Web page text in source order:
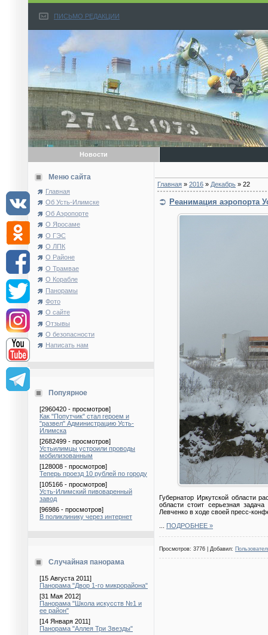
ПИСЬМО РЕДАКЦИИ
Новости
Меню сайта
Главная
Об Усть-Илимске
Об Аэропорте
О Яросаме
О ГЭС
О ЛПК
О Районе
О Трамвае
О Корабле
Панорамы
Фото
О сайте
Отзывы
О безопасности
Написать нам
Попуярное
[2960420 - просмотров]
Как "Попутчик" стал героем и
"развел" Администрацию Усть-
Илимска
[2682499 - просмотров]
Устьилимцы устроили проводы
мобилизованным
[128008 - просмотров]
Теперь проезд 10 рублей по городу
[105166 - просмотров]
Усть-Илимский пивоваренный
завод
[96986 - просмотров]
В поликлинику через интернет
Случайная панорама
[15 Августа 2011]
Панорама "Двор 1-го микрорайона"
[31 Мая 2012]
Панорама "Школа искусств №1 и
ее район"
[14 Января 2011]
Панорама "Аллея Три Звезды"
Главная » 2016 » Декабрь » 22
Реанимация аэропорта
Губернатор Иркутской области
области стоит серьезная
Левченко в ходе своей пресс-
ПОДРОБНЕЕ »
Просмотров: 3776 | Добавил: